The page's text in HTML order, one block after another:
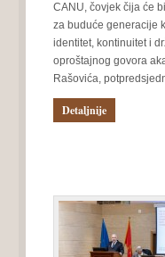
CANU, čovjek čija će
za buduće generacije
identitet, kontinuitet i
oproštajnog govora
Rašovića,
Detaljnije